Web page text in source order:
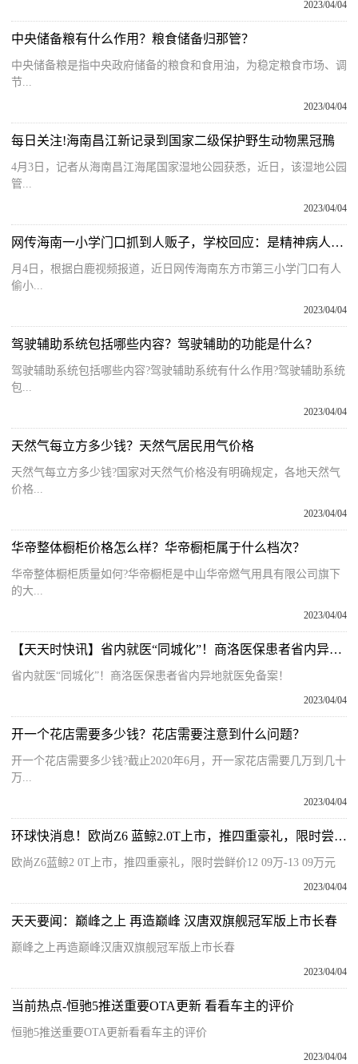
2023/04/04
中央储备粮有什么作用？粮食储备归那管？
中央储备粮是指中央政府储备的粮食和食用油，为稳定粮食市场、调
节...
2023/04/04
每日关注!海南昌江新记录到国家二级保护野生动物黑冠鳽
4月3日，记者从海南昌江海尾国家湿地公园获悉，近日，该湿地公园
管...
2023/04/04
网传海南一小学门口抓到人贩子，学校回应：是精神病人跟孩子闹着玩，不会说话造成误会，已送往医院
月4日，根据白鹿视频报道，近日网传海南东方市第三小学门口有人
偷小...
2023/04/04
驾驶辅助系统包括哪些内容？驾驶辅助的功能是什么？
驾驶辅助系统包括哪些内容?驾驶辅助系统有什么作用?驾驶辅助系统
包...
2023/04/04
天然气每立方多少钱？天然气居民用气价格
天然气每立方多少钱?国家对天然气价格没有明确规定，各地天然气
价格...
2023/04/04
华帝整体橱柜价格怎么样？华帝橱柜属于什么档次？
华帝整体橱柜质量如何?华帝橱柜是中山华帝燃气用具有限公司旗下
的大...
2023/04/04
【天天时快讯】省内就医“同城化”！商洛医保患者省内异地就医免备案！
省内就医“同城化”！商洛医保患者省内异地就医免备案！
2023/04/04
开一个花店需要多少钱？花店需要注意到什么问题？
开一个花店需要多少钱?截止2020年6月，开一家花店需要几万到几十
万...
2023/04/04
环球快消息！欧尚Z6 蓝鲸2.0T上市，推四重豪礼，限时尝鲜价12.09万-13.09万元
欧尚Z6蓝鲸2 0T上市，推四重豪礼，限时尝鲜价12 09万-13 09万元
2023/04/04
天天要闻：巅峰之上 再造巅峰 汉唐双旗舰冠军版上市长春
巅峰之上再造巅峰汉唐双旗舰冠军版上市长春
2023/04/04
当前热点-恒驰5推送重要OTA更新 看看车主的评价
恒驰5推送重要OTA更新看看车主的评价
2023/04/04